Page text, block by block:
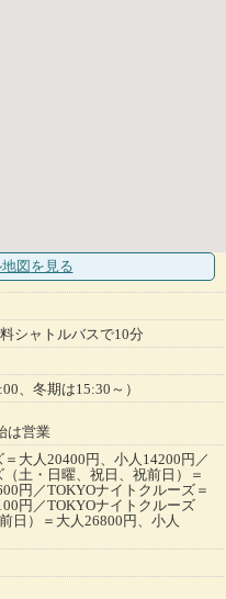
図を見る
シャトルバスで10分
、冬期は15:30～）
は営業
大人20400円、小人14200円／
土・日曜、祝日、祝前日）＝
円／TOKYOナイトクルーズ＝
円／TOKYOナイトクルーズ
日）＝大人26800円、小人